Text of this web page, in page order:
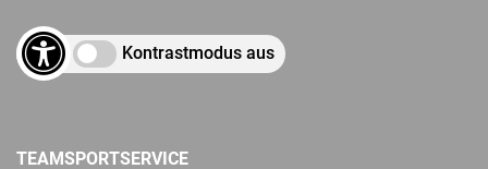
Kontrastmodus aus
TEAMSPORTSERVICE